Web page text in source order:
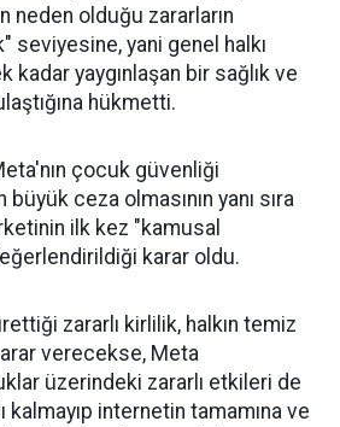
neden olduğu zararların
seviyesine, yani genel halkı
yaygınlaşan bir sağlık ve
hükmetti.
çocuk güvenliği
büyük ceza olmasının yanı sıra
ilk kez "kamusal
karar oldu.
zararlı kirlilik, halkın temiz
verecekse, Meta
üzerindeki zararlı etkileri de
kalmayıp internetin tamamına ve